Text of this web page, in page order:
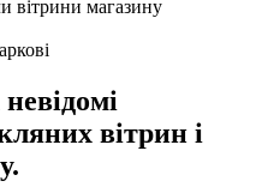
вітрин і